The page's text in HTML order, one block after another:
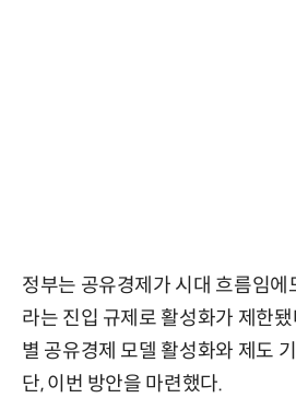
정부는 공유경제가 시대 흐름임에
라는 진입 규제로 활성화가 제한
별 공유경제 모델 활성화와 제도
단, 이번 방안을 마련했다.